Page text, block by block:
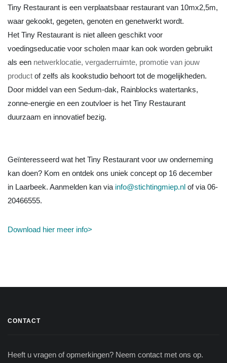
Tiny Restaurant is een verplaatsbaar restaurant van 10mx2,5m,
waar gekookt, gegeten, genoten en genetwerkt wordt.
Het Tiny Restaurant is niet alleen geschikt voor
voedingseducatie voor scholen maar kan ook worden gebruikt
als een netwerklocatie, vergaderruimte, promotie van jouw
product of zelfs als kookstudio behoort tot de mogelijkheden.
Door middel van een Sedum-dak, Rainblocks watertanks,
zonne-energie en een zoutvloer is het Tiny Restaurant
duurzaam en innovatief bezig.
Geïnteresseerd wat het Tiny Restaurant voor uw onderneming
kan doen? Kom en ontdek ons uniek concept op 16 december
in Laarbeek. Aanmelden kan via info@stichtingmiep.nl of via 06-
20466555.
Download hier meer info>
CONTACT
Heeft u vragen of opmerkingen? Neem contact met ons op.